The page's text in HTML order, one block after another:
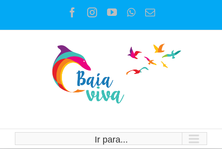
o
Facebook
Instagram
YouTubeWhatsApp
E-
Ir para...